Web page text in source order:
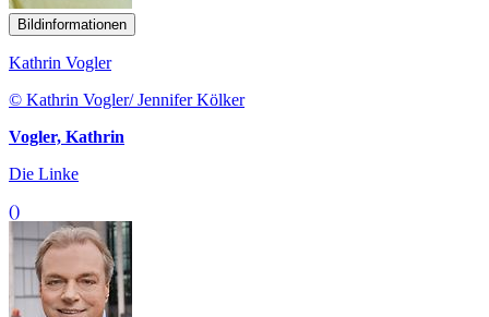
Bildinformationen
Kathrin Vogler
© Kathrin Vogler/ Jennifer Kölker
Vogler, Kathrin
Die Linke
()